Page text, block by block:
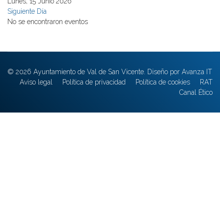
Siguiente Día
No se encontraron eventos
© 2026 Ayuntamiento de Val de San Vicente. Diseño por Avanza IT
Aviso legal
Política de privacidad Política de cookies
RAT
Canal Ético